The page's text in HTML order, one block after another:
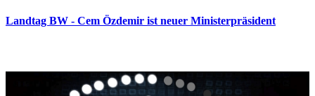
Landtag BW - Cem Özdemir ist neuer Ministerpräsident